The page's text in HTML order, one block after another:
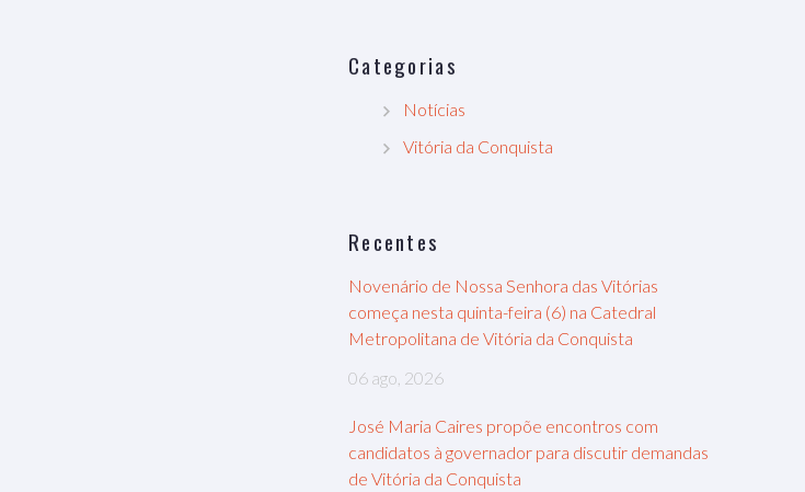
Categorias
Notícias
Vitória da Conquista
Recentes
Novenário de Nossa Senhora das Vitórias
começa nesta quinta-feira (6) na Catedral
Metropolitana de Vitória da Conquista
06 ago, 2026
José Maria Caires propõe encontros com
candidatos à governador para discutir demandas
de Vitória da Conquista